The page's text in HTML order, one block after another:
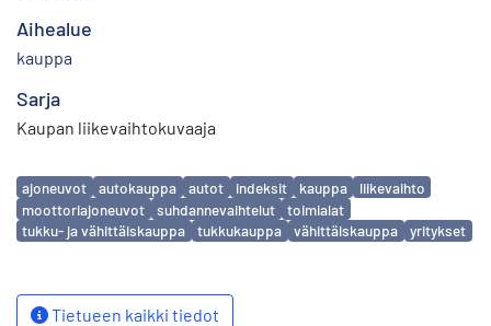
Aihealue
kauppa
Sarja
Kaupan liikevaihtokuvaaja
Avainsanat
ajoneuvot autokauppa autot indeksit kauppa
liikevaihto
moottoriajoneuvot
suhdannevaihtelut
toimialat
tukku- ja vähittäiskauppa
tukkukauppa vähittäiskauppa yritykset
Tietueen kaikki tiedot